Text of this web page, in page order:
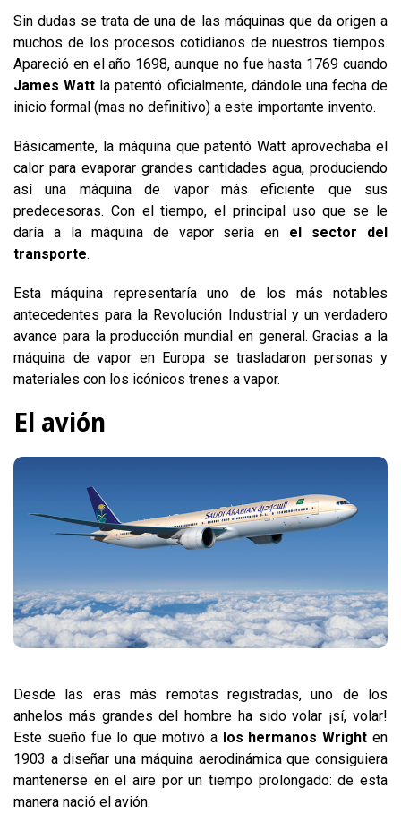
Sin dudas se trata de una de las máquinas que da origen a
muchos de los procesos cotidianos de nuestros tiempos.
Apareció en el año 1698, aunque no fue hasta 1769 cuando
James Watt la patentó oficialmente, dándole una fecha de
inicio formal (mas no definitivo) a este importante invento.
Básicamente, la máquina que patentó Watt aprovechaba el
calor para evaporar grandes cantidades agua, produciendo
así una máquina de vapor más eficiente que sus
predecesoras. Con el tiempo, el principal uso que se le
daría a la máquina de vapor sería en el sector del
transporte.
Esta máquina representaría uno de los más notables
antecedentes para la Revolución Industrial y un verdadero
avance para la producción mundial en general. Gracias a la
máquina de vapor en Europa se trasladaron personas y
materiales con los icónicos trenes a vapor.
El avión
Desde las eras más remotas registradas, uno de los
anhelos más grandes del hombre ha sido volar ¡sí, volar!
Este sueño fue lo que motivó a los hermanos Wright en
1903 a diseñar una máquina aerodinámica que consiguiera
mantenerse en el aire por un tiempo prolongado: de esta
manera nació el avión.